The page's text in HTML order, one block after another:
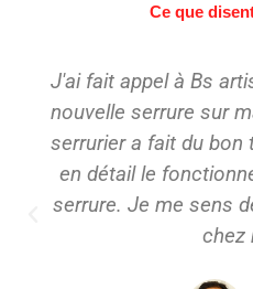
Ce que
J'ai fait appel à Bs
nouvelle serrure sur
serrurier a fait du bon
en détail le
serrure. Je me sens
chez